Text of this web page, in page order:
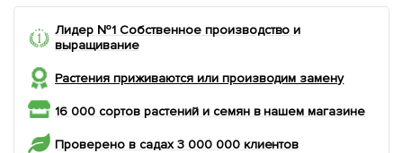
Лидер №1 Собственное производство и
выращивание
Растения приживаются или производим замену
16 000 сортов растений и семян в нашем магазине
Проверено в садах 3 000 000 клиентов